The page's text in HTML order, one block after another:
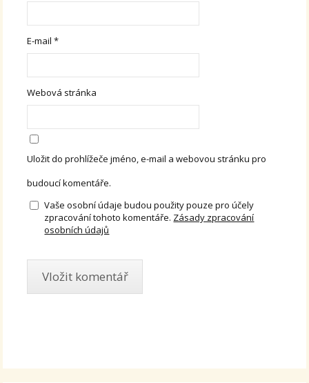
E-mail*
Webová stránka
Uložit do prohlížeče jméno, e-mail a webovou stránku pro
budoucí komentáře.
Vaše osobní údaje budou použity pouze pro účely
zpracování tohoto komentáře. Zásady zpracování
osobních údajů